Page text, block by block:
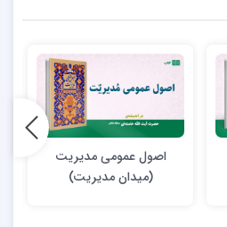
اصول عمومی مدیریت
(میدان مدیریت)